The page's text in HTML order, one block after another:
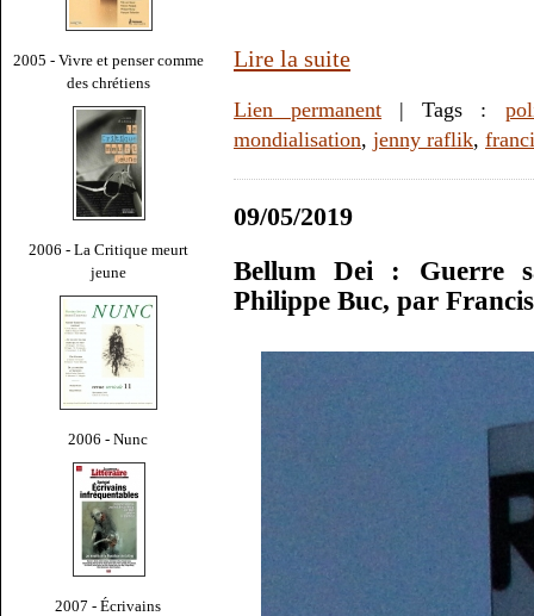
2005 - Vivre et penser comme
des chrétiens
2006 - La Critique meurt
jeune
2006 - Nunc
2007 - Écrivains
Lire la suite
Lien permanent | Tags :
mondialisation, jenny raflik,
09/05/2019
Bellum Dei : Guerre
Philippe Buc, par